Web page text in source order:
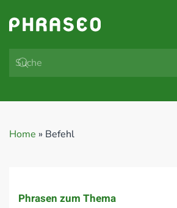
Zum Hauptinhalt springen
Home » Befehl
Phrasen zum Thema